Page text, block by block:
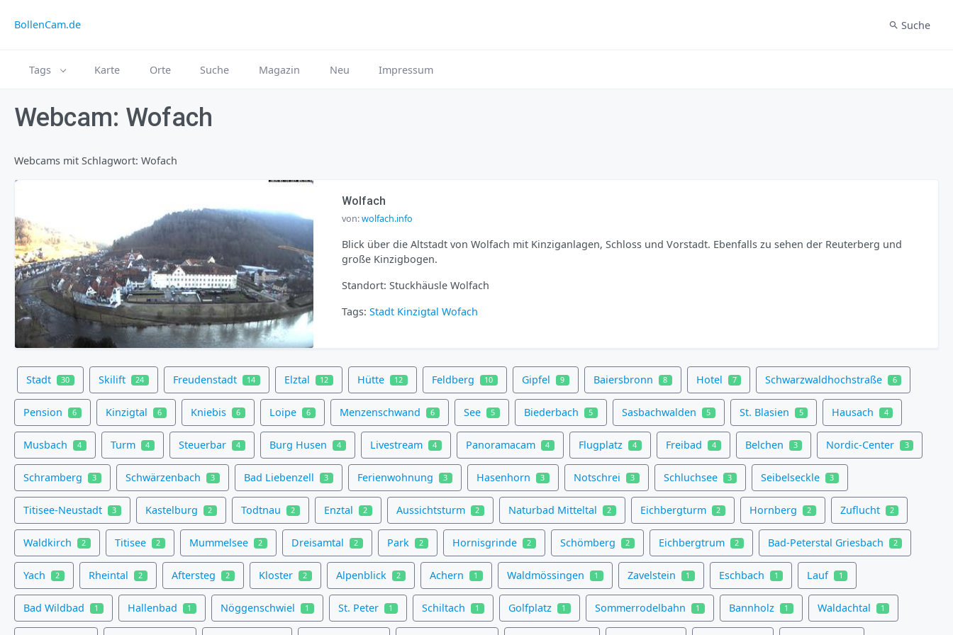
BollenCam.de Suche
Tags Karte Orte Suche Magazin Neu Impressum
Webcam: Wofach
Webcams mit Schlagwort: Wofach
Wolfach
von:wolfach.info
Blick über die Altstadt von Wolfach mit Kinziganlagen, Schloss und Vorstadt. Ebenfalls zu sehen der Reuterberg und
große Kinzigbogen.
Standort: Stuckhäusle Wolfach
Tags: Stadt Kinzigtal Wofach
Stadt 30 Skilift 24 Freudenstadt 14 Elztal 12 Hütte 12 Feldberg 10 Gipfel 9 Baiersbronn 8 Hotel 7 Schwarzwaldhochstraße 6
Pension 6 Kinzigtal 6 Kniebis 6 Loipe 6 Menzenschwand 6 See 5 Biederbach 5 Sasbachwalden 5 St. Blasien 5 Hausach 4
Musbach 4 Turm 4 Steuerbar 4 Burg Husen 4 Livestream 4 Panoramacam 4 Flugplatz 4 Freibad 4 Belchen 3 Nordic-Center 3
Schramberg 3 Schwärzenbach 3 Bad Liebenzell 3 Ferienwohnung 3 Hasenhorn 3 Notschrei 3 Schluchsee 3 Seibelseckle 3
Titisee-Neustadt 3 Kastelburg 2 Todtnau 2 Enztal 2 Aussichtsturm 2 Naturbad Mitteltal 2 Eichbergturm 2 Hornberg 2 Zuflucht 2
Waldkirch 2 Titisee 2 Mummelsee 2 Dreisamtal 2 Park 2 Hornisgrinde 2 Schömberg 2 Eichbergtrum 2 Bad-Peterstal Griesbach 2
Yach 2 Rheintal 2 Aftersteg 2 Kloster 2 Alpenblick 2 Achern 1 Waldmössingen 1 Zavelstein 1 Eschbach 1 Lauf 1
Bad Wildbad 1 Hallenbad 1 Nöggenschwiel 1 St. Peter 1 Schiltach 1 Golfplatz 1 Sommerrodelbahn 1 Bannholz 1 Waldachtal 1